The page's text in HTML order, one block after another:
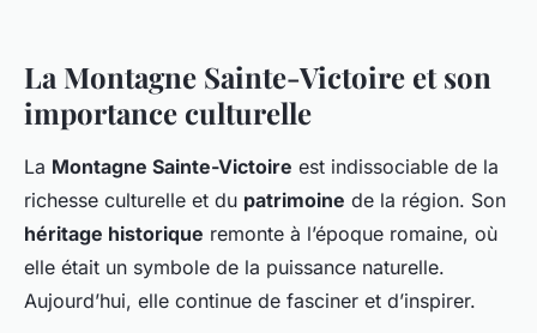
La Montagne Sainte-Victoire et son
importance culturelle
La Montagne Sainte-Victoire est indissociable de la
richesse culturelle et du patrimoine de la région. Son
héritage historique remonte à l’époque romaine, où
elle était un symbole de la puissance naturelle.
Aujourd’hui, elle continue de fasciner et d’inspirer.